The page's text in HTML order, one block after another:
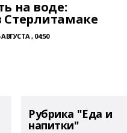
на воде:
Стерлитамаке
АВГУСТА , 04:50
Рубрика "Еда и
напитки"